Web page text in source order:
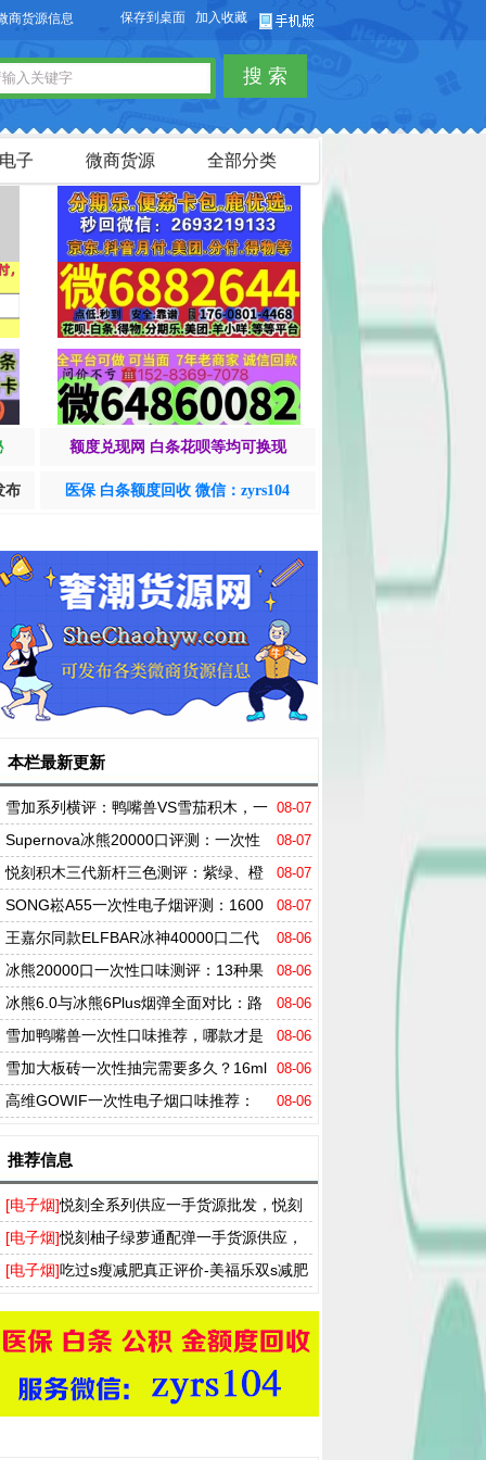
免费发布供求信息，也可以免费发布淘宝客商品信息。
保存到桌面 加入收藏
搜 索
子 微商货源 全部分类
额度兑现网 白条花呗等均可换现
布 医保 白条额度回收 微信：zyrs104
栏最新更新
08-07
雪加系列横评：鸭嘴兽VS雪茄积木，一
个"天花板"，一个"大玩家" 08-07
Supernova冰熊20000口评测：一次性
电子烟卷到天花板？ 08-07
悦刻积木三代新杆三色测评：紫绿、橙
白、黑，哪个才是你的心头好？ 08-07
SONG崧A55一次性电子烟评测：1600
0口+16ml大烟油容量，搭配纯钴电池及高清
屏实测
08-06
王嘉尔同款ELFBAR冰神40000口二代
评测：四档调冰+三模式，凭什么席卷市场？
08-06
冰熊20000口一次性口味测评：13种果
味一次说透，值得买吗？ 08-06
冰熊6.0与冰熊6Plus烟弹全面对比：路
线之争，容量、口感、口味全维度拆解 08-06
雪加鸭嘴兽一次性口味推荐，哪款才是
真正的口感之王？ 08-06
雪加大板砖一次性抽完需要多久？16ml
烟油+陶瓷芯的真实表现 08-06
高维GOWIF一次性电子烟口味推荐：
荐信息
[电子烟]悦刻全系列供应一手货源批发，悦刻
买烟弹送烟杆厂家拿货渠道
[电子烟]悦刻柚子绿萝通配弹一手货源供应，
T盒飞雾奶茶杯实体店批发渠道
[电子烟]吃过s瘦减肥真正评价-美福乐双s减肥